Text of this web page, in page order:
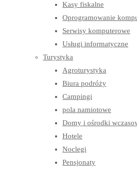
Kasy fiskalne
Oprogramowanie
Serwisy komputerowe
Usługi informatyczne
Turystyka
Agroturystyka
Biura podróży
Campingi
pola namiotowe
Domy i ośrodki
Hotele
Noclegi
Pensjonaty